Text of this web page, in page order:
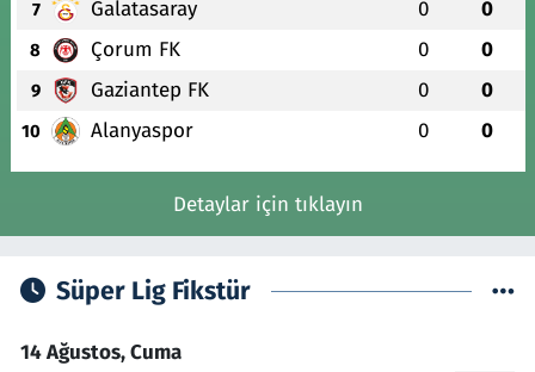
7 Galatasaray 0 0
8 Çorum FK 0 0
9 Gaziantep FK 0 0
10 Alanyaspor 0 0
Detaylar için tıklayın
Süper Lig Fikstür
14 Ağustos, Cuma